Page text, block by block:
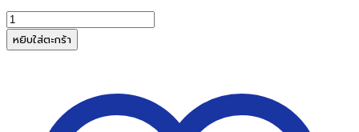
จำนวน
ลวด
ฮีท
หยิบใส่ตะกร้า